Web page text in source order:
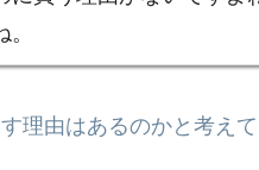
理由はあるのかと考えて